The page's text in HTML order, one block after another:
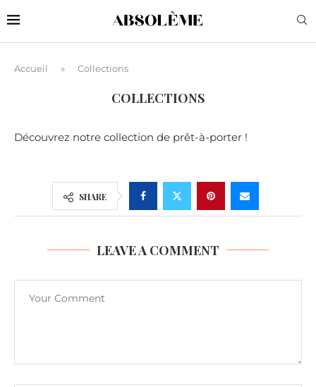
Accueil » Collections
COLLECTIONS
Découvrez notre collection de prêt-à-porter !
SHARE
LEAVE A COMMENT